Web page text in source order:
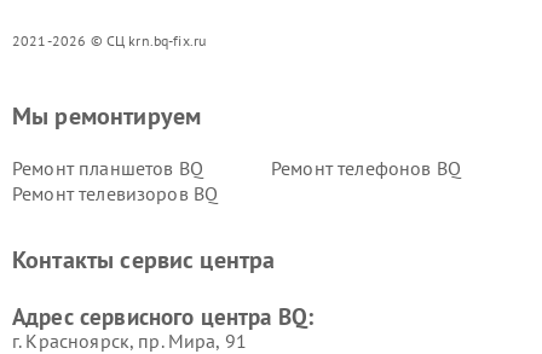
2021-2026 © СЦ krn.bq-fix.ru
Мы ремонтируем
Ремонт планшетов BQ
Ремонт телефонов BQ
Ремонт телевизоров BQ
Контакты сервис центра
Адрес сервисного центра BQ:
г. Красноярск, ​пр. Мира, 91